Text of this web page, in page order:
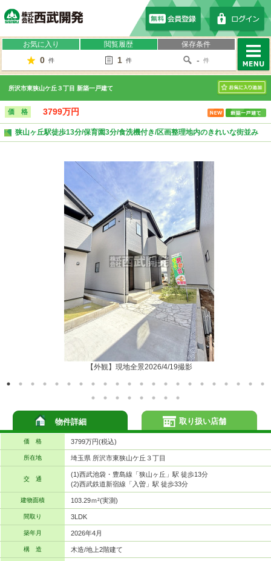
お気に入り
0 件
閲覧履歴
1 件
保存条件
- 件
MENU
所沢市東狭山ケ丘３丁目 新築一戸建て
お気に入り
価 格 3799万円
狭山ヶ丘駅徒歩13分/保育園3分/食洗機付き/区画整理地内のきれいな街並み
【外観】現地全景2026/4/19撮影
物件詳細
価 格 3799万円(税込)
所在地 埼玉県 所沢市東狭山ケ丘３丁目
交 通
(1)西武池袋・豊島線「狭山ヶ丘」駅 徒歩13分
(2)西武鉄道新宿線「入曽」駅 徒歩33分
建物面積 103.29ｍ²(実測)
間取り 3LDK
築年月 2026年4月
構 造 木造/地上2階建て
取り扱い店舗